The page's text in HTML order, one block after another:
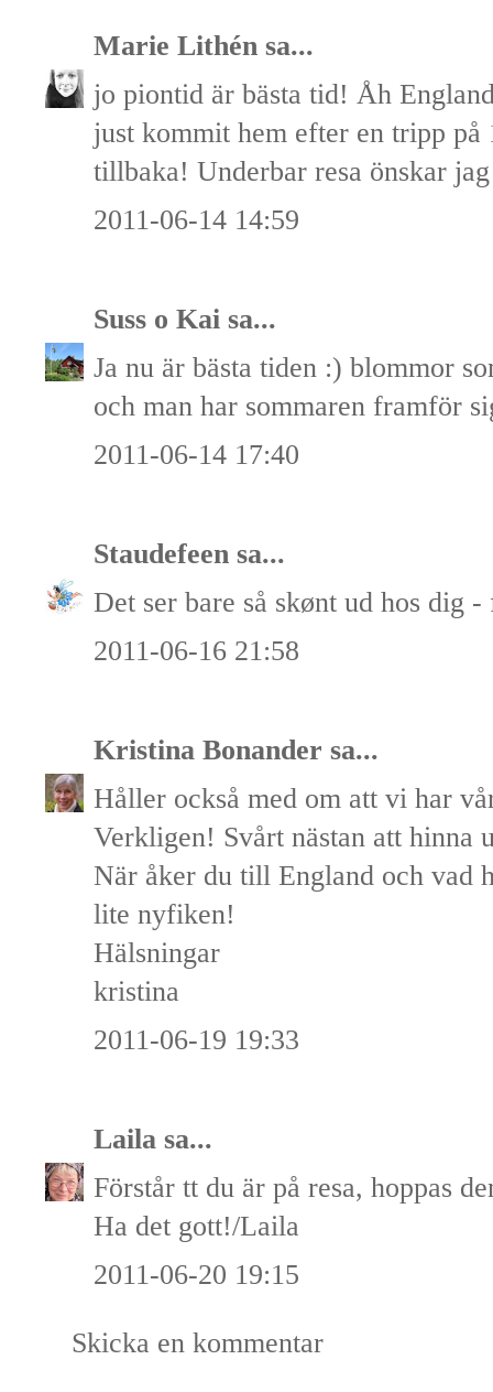
Marie Lithén sa...
jo piontid är bästa tid! Åh
just kommit hem efter en tripp
tillbaka! Underbar resa önskar
2011-06-14 14:59
Suss o Kai sa...
Ja nu är bästa tiden :) blommor
och man har sommaren framför
2011-06-14 17:40
Staudefeen sa...
Det ser bare så skønt ud hos dig
2011-06-16 21:58
Kristina Bonander sa...
Håller också med om att vi har
Verkligen! Svårt nästan att hinna
När åker du till England och vad
lite nyfiken!
Hälsningar
kristina
2011-06-19 19:33
Laila sa...
Förstår tt du är på resa, hoppas
Ha det gott!/Laila
2011-06-20 19:15
Skicka en kommentar